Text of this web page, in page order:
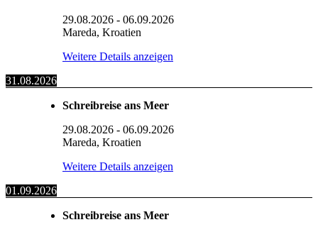
29.08.2026 - 06.09.2026
Mareda, Kroatien
Weitere Details anzeigen
31.08.2026
Schreibreise ans Meer
29.08.2026 - 06.09.2026
Mareda, Kroatien
Weitere Details anzeigen
01.09.2026
Schreibreise ans Meer